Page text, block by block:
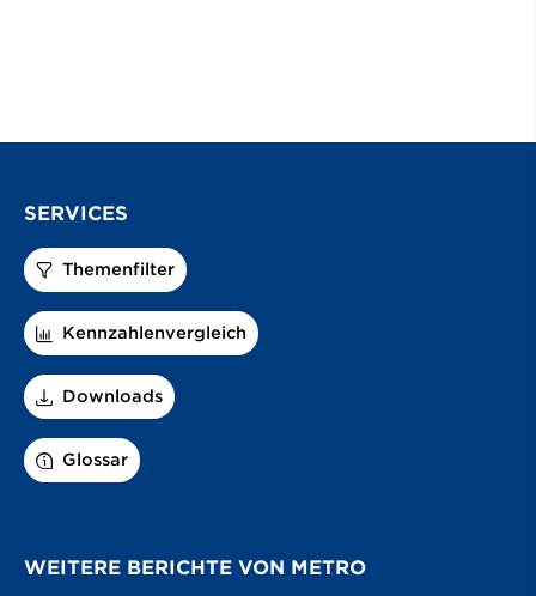
SERVICES
Themenfilter
Kennzahlenvergleich
Downloads
Glossar
WEITERE BERICHTE VON METRO